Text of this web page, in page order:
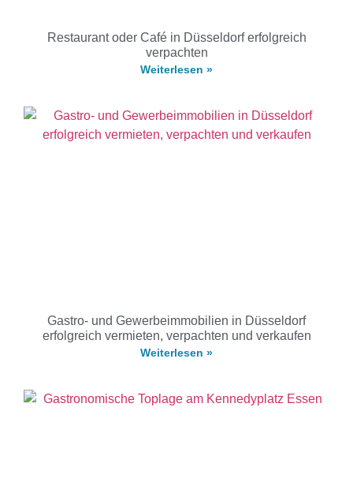
Restaurant oder Café in Düsseldorf erfolgreich
verpachten
Weiterlesen »
Gastro- und Gewerbeimmobilien in Düsseldorf
erfolgreich vermieten, verpachten und verkaufen
Weiterlesen »